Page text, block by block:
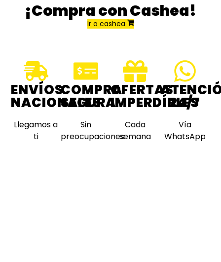
¡Compra con Cashea!
Ir a cashea
ENVÍOS
NACIONALES
Llegamos a
ti
COMPRA
SEGURA
Sin
preocupaciones
OFERTAS
IMPERDÍBLES
Cada
semana
24/7
Vía
WhatsApp